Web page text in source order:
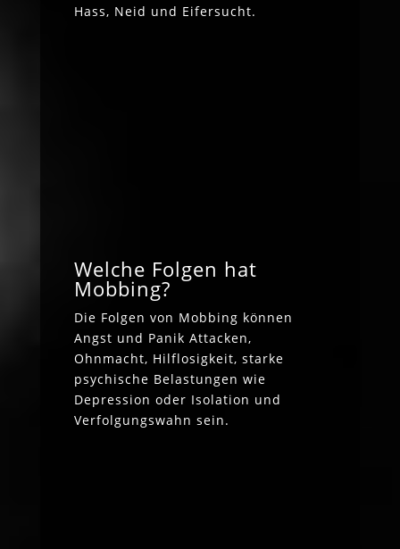
Hass, Neid und Eifersucht.
Welche Folgen hat
Mobbing?
Die Folgen von Mobbing können
Angst und Panik Attacken,
Ohnmacht, Hilflosigkeit, starke
psychische Belastungen wie
Depression oder Isolation und
Verfolgungswahn sein.